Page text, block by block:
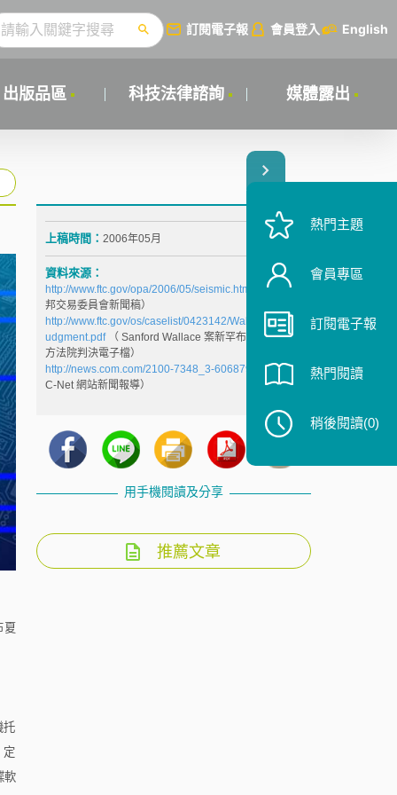
訂閱電子報 會員登入 English
出版品區 科技法律諮詢 媒體露出
夏
托
定
軟
上稿時間： 2006年05月
資料來源：
http://www.ftc.gov/opa/2006/05/seismic.htm
（美國聯
邦交易委員會新聞稿）
http://www.ftc.gov/os/caselist/0423142/WallaceFinalJ
udgment.pdf
（ Sanford Wallace 案新罕布夏州聯邦地
方法院判決電子檔）
http://news.com.com/2100-7348_3-6068794.html（
C-Net 網站新聞報導）
用手機閱讀及分享
推薦文章
熱門主題
會員專區
訂閱電子報
熱門閱讀
稍後閱讀(0)